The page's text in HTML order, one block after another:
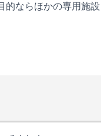
的ならほかの専用施設